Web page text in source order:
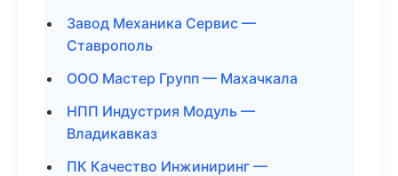
Завод Механика Сервис —
Ставрополь
ООО Мастер Групп — Махачкала
НПП Индустрия Модуль —
Владикавказ
ПК Качество Инжиниринг —